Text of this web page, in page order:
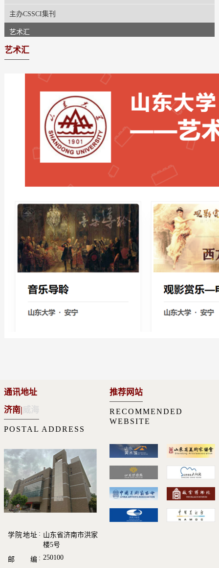
主办CSSCI集刊
艺术汇
艺术汇
通讯地址
济南|
POSTAL ADDRESS
学院地址
山东省济南市洪家
楼5号
邮 编
250100
推荐网站
RECOMMENDED
WEBSITE